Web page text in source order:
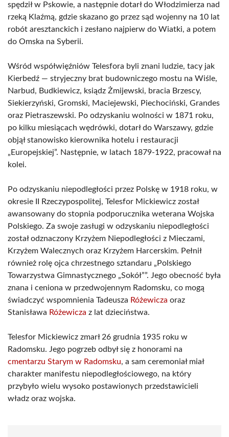
spędził w Pskowie, a następnie dotarł do Włodzimierza nad
rzeką Klaźmą, gdzie skazano go przez sąd wojenny na 10 lat
robót aresztanckich i zesłano najpierw do Wiatki, a potem
do Omska na Syberii.
Wśród współwięźniów Telesfora byli znani ludzie, tacy jak
Kierbedź — stryjeczny brat budowniczego mostu na Wiśle,
Narbud, Budkiewicz, ksiądz Żmijewski, bracia Brzescy,
Siekierzyński, Gromski, Maciejewski, Piechociński, Grandes
oraz Pietraszewski. Po odzyskaniu wolności w 1871 roku,
po kilku miesiącach wędrówki, dotarł do Warszawy, gdzie
objął stanowisko kierownika hotelu i restauracji
„Europejskiej”. Następnie, w latach 1879-1922, pracował na
kolei.
Po odzyskaniu niepodległości przez Polskę w 1918 roku, w
okresie II Rzeczypospolitej, Telesfor Mickiewicz został
awansowany do stopnia podporucznika weterana Wojska
Polskiego. Za swoje zasługi w odzyskaniu niepodległości
został odznaczony Krzyżem Niepodległości z Mieczami,
Krzyżem Walecznych oraz Krzyżem Harcerskim. Pełnił
również rolę ojca chrzestnego sztandaru „Polskiego
Towarzystwa Gimnastycznego „Sokół””. Jego obecność była
znana i ceniona w przedwojennym Radomsku, co mogą
świadczyć wspomnienia Tadeusza Różewicza oraz
Stanisława Różewicza z lat dzieciństwa.
Telesfor Mickiewicz zmarł 26 grudnia 1935 roku w
Radomsku. Jego pogrzeb odbył się z honorami na
cmentarzu Starym w Radomsku, a sam ceremoniał miał
charakter manifestu niepodległościowego, na który
przybyło wielu wysoko postawionych przedstawicieli
władz oraz wojska.